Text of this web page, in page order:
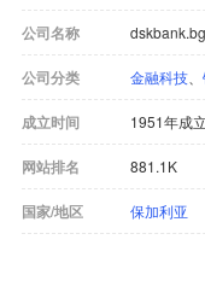
公司名称 dskbank.bg
公司分类 金融科技
成立时间 1951年成立
网站排名 881.1K
国家/地区 保加利亚